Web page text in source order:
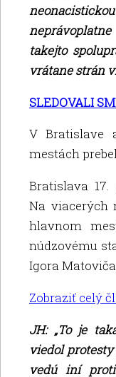
takejto
vrátane strán
SLEDOVALI
V Bratislave
mestách
Bratislava 17.
Na viacerých
hlavnom
núdzovému
Igora
Zobraziť celý
JH: „To je
viedol
vedú iní